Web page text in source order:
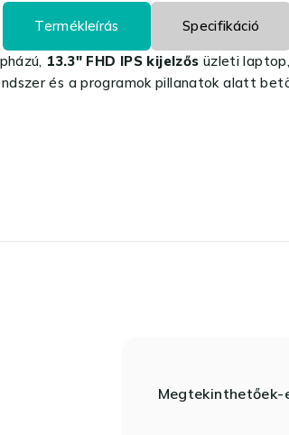
Termékleírás Specifikáció
13.3″ FHD IPS kijelzős üzleti
és a programok pillanatok alatt
Megtekinthetőek-